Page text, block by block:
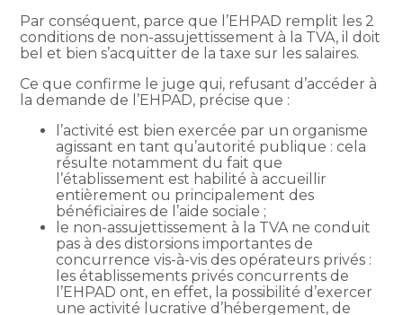
Par conséquent, parce que l’EHPAD remplit les 2
conditions de non-assujettissement à la TVA, il doit
bel et bien s’acquitter de la taxe sur les salaires.
Ce que confirme le juge qui, refusant d’accéder à
la demande de l’EHPAD, précise que :
l’activité est bien exercée par un organisme
agissant en tant qu’autorité publique : cela
résulte notamment du fait que
l’établissement est habilité à accueillir
entièrement ou principalement des
bénéficiaires de l’aide sociale ;
le non-assujettissement à la TVA ne conduit
pas à des distorsions importantes de
concurrence vis-à-vis des opérateurs privés :
les établissements privés concurrents de
l’EHPAD ont, en effet, la possibilité d’exercer
une activité lucrative d’hébergement, de